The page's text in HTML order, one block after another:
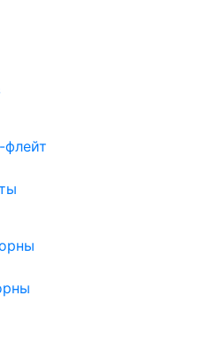
флейт